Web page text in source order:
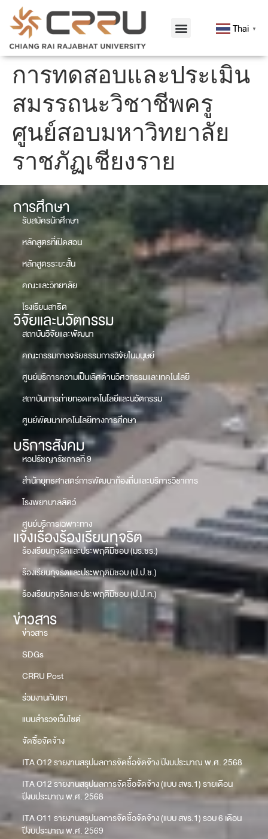
Thai ▼
การทดสอบและประเมิน
สมรรถนะวิชาชีพครู
ศูนย์สอบมหาวิทยาลัย
ราชภัฏเชียงราย
การศึกษา
รับสมัครนักศึกษา
หลักสูตรที่เปิดสอน
หลักสูตรระยะสั้น
คณะและวิทยาลัย
โรงเรียนสาธิต
วิจัยและนวัตกรรม
สถาบันวิจัยและพัฒนา
คณะกรรมการจริยธรรมการวิจัยในมนุษย์
ศูนย์บริการความเป็นเลิศด้านวิศวกรรมและเทคโนโลยี
สถาบันการถ่ายทอดเทคโนโลยีและนวัตกรรม
ศูนย์พัฒนาเทคโนโลยีทางการศึกษา
บริการสังคม
หอปรัชญารัชกาลที่ 9
สำนักยุทธศาสตร์การพัฒนาท้องถิ่นและบริการวิชาการ
โรงพยาบาลสัตว์
ศูนย์บริการเฉพาะทาง
แจ้งเรื่องร้องเรียนทุจริต
ร้องเรียนทุจริตและประพฤติมิชอบ (มร.ชร.)
ร้องเรียนทุจริตและประพฤติมิชอบ (ป.ป.ช.)
ร้องเรียนทุจริตและประพฤติมิชอบ (ป.ป.ท.)
ข่าวสาร
ข่าวสาร
SDGs
CRRU Post
ร่วมงานกับเรา
แบบสำรวจเว็บไซต์
จัดซื้อจัดจ้าง
ITA O12 รายงานสรุปผลการจัดซื้อจัดจ้าง ปีงบประมาณ พ.ศ. 2568
ITA O12 รายงานสรุปผลการจัดซื้อจัดจ้าง (แบบ สขร.1) รายเดือน
ปีงบประมาณ พ.ศ. 2568
ITA O11 รายงานสรุปผลการจัดซื้อจัดจ้าง (แบบ สขร.1) รอบ 6 เดือน
ปีงบประมาณ พ.ศ. 2569